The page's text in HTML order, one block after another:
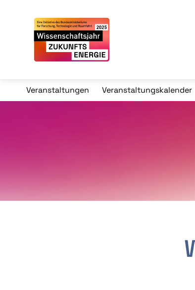
Veranstaltungen Veranstaltungskalender